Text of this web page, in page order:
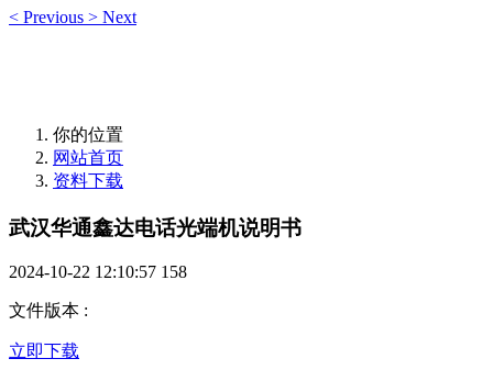
< Previous > Next
你的位置
网站首页
资料下载
武汉华通鑫达电话光端机说明书
2024-10-22 12:10:57 158
文件版本 :
立即下载